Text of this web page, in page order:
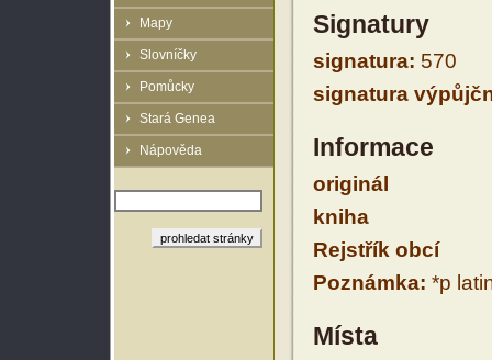
Mapy
Slovníčky
Pomůcky
Stará Genea
Nápověda
Signatury
signatura: 570
signatura
Informace
originál
kniha
Rejstřík obcí
Poznámka: *p
Místa